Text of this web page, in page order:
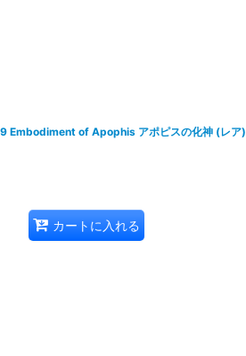
Embodiment of Apophis アポピスの化神 (レア)
カートに入れる